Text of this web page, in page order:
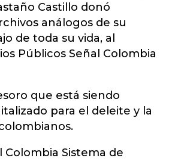
Castillo donó
análogos de su
de toda su vida, al
Públicos Señal Colombia
que está siendo
para el deleite y la
Colombia Sistema de